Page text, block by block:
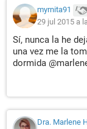
myrnita91
29 jul 2015 a
Sí, nunca la he
una vez me la
dormida
Dra. Marlene